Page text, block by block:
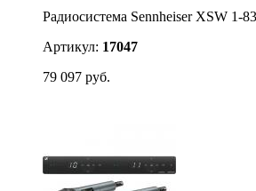
Радиосистема Sennheiser XSW 1-
Артикул: 17047
79 097 руб.